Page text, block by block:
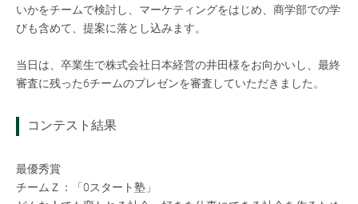
いかをチームで検討し、マーケティングをはじめ、商学部での学
びも含めて、提案に落とし込みます。
当日は、卒業生で株式会社日本経営の井田様をお向かいし、最終
審査に残った6チームのプレゼンを審査していただきました。
コンテスト結果
最優秀賞
チームＺ：「0スタート塾」